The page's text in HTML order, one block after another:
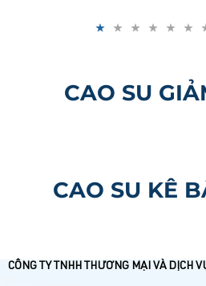
CAO SU
CAO SU KÊ
CÔNG TY TNHH THƯƠNG MẠI VÀ DỊCH